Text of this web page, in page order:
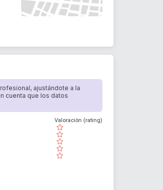
ajustándote a la
cuenta que los datos
( )
( )
( )
( )
( )
Valoración (rating)